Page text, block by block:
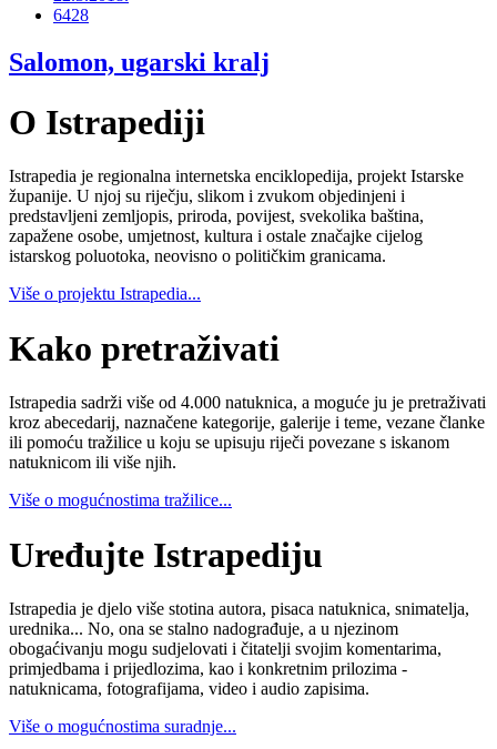
6428
Salomon, ugarski kralj
O Istrapediji
Istrapedia je regionalna internetska enciklopedija, projekt Istarske
županije. U njoj su riječju, slikom i zvukom objedinjeni i
predstavljeni zemljopis, priroda, povijest, svekolika baština,
zapažene osobe, umjetnost, kultura i ostale značajke cijelog
istarskog poluotoka, neovisno o političkim granicama.
Više o projektu Istrapedia...
Kako pretraživati
Istrapedia sadrži više od 4.000 natuknica, a moguće ju je pretraživati
kroz abecedarij, naznačene kategorije, galerije i teme, vezane članke
ili pomoću tražilice u koju se upisuju riječi povezane s iskanom
natuknicom ili više njih.
Više o mogućnostima tražilice...
Uređujte Istrapediju
Istrapedia je djelo više stotina autora, pisaca natuknica, snimatelja,
urednika... No, ona se stalno nadograđuje, a u njezinom
obogaćivanju mogu sudjelovati i čitatelji svojim komentarima,
primjedbama i prijedlozima, kao i konkretnim prilozima -
natuknicama, fotografijama, video i audio zapisima.
Više o mogućnostima suradnje...